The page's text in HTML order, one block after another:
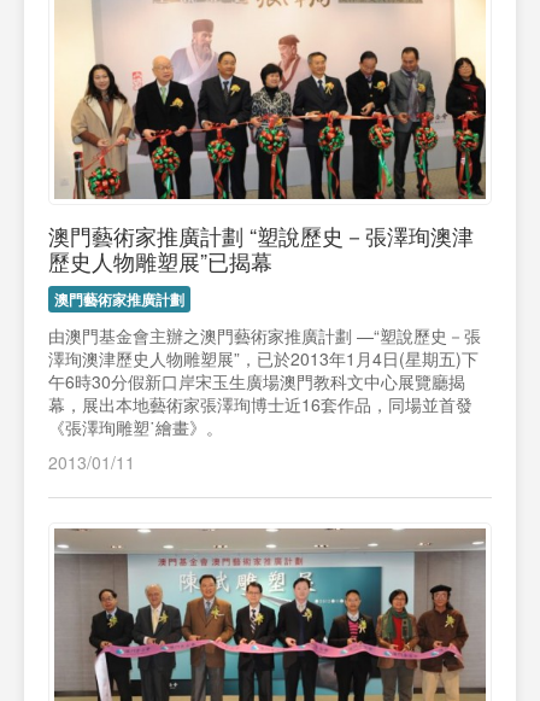
澳門藝術家推廣計劃 “塑說歷史－張澤珣澳津
歷史人物雕塑展”已揭幕
澳門藝術家推廣計劃
由澳門基金會主辦之澳門藝術家推廣計劃 —“塑說歷史－張
澤珣澳津歷史人物雕塑展”，已於2013年1月4日(星期五)下
午6時30分假新口岸宋玉生廣場澳門教科文中心展覽廳揭
幕，展出本地藝術家張澤珣博士近16套作品，同場並首發
《張澤珣雕塑˙繪畫》。
2013/01/11